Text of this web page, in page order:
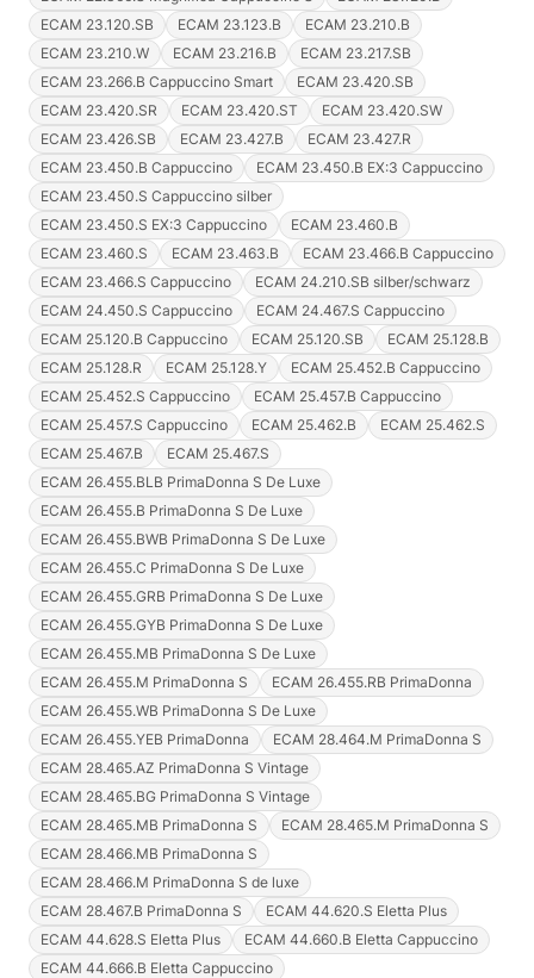
ECAM 23.120.SB
ECAM 23.123.B
ECAM 23.210.B
ECAM 23.210.W
ECAM 23.216.B
ECAM 23.217.SB
ECAM 23.266.B Cappuccino Smart
ECAM 23.420.SB
ECAM 23.420.SR
ECAM 23.420.ST
ECAM 23.420.SW
ECAM 23.426.SB
ECAM 23.427.B
ECAM 23.427.R
ECAM 23.450.B Cappuccino
ECAM 23.450.B EX:3 Cappuccino
ECAM 23.450.S Cappuccino silber
ECAM 23.450.S EX:3 Cappuccino
ECAM 23.460.B
ECAM 23.460.S
ECAM 23.463.B
ECAM 23.466.B Cappuccino
ECAM 23.466.S Cappuccino
ECAM 24.210.SB silber/schwarz
ECAM 24.450.S Cappuccino
ECAM 24.467.S Cappuccino
ECAM 25.120.B Cappuccino
ECAM 25.120.SB
ECAM 25.128.B
ECAM 25.128.R
ECAM 25.128.Y
ECAM 25.452.B Cappuccino
ECAM 25.452.S Cappuccino
ECAM 25.457.B Cappuccino
ECAM 25.457.S Cappuccino
ECAM 25.462.B
ECAM 25.462.S
ECAM 25.467.B
ECAM 25.467.S
ECAM 26.455.BLB PrimaDonna S De Luxe
ECAM 26.455.B PrimaDonna S De Luxe
ECAM 26.455.BWB PrimaDonna S De Luxe
ECAM 26.455.C PrimaDonna S De Luxe
ECAM 26.455.GRB PrimaDonna S De Luxe
ECAM 26.455.GYB PrimaDonna S De Luxe
ECAM 26.455.MB PrimaDonna S De Luxe
ECAM 26.455.M PrimaDonna S
ECAM 26.455.RB PrimaDonna
ECAM 26.455.WB PrimaDonna S De Luxe
ECAM 26.455.YEB PrimaDonna
ECAM 28.464.M PrimaDonna S
ECAM 28.465.AZ PrimaDonna S Vintage
ECAM 28.465.BG PrimaDonna S Vintage
ECAM 28.465.MB PrimaDonna S
ECAM 28.465.M PrimaDonna S
ECAM 28.466.MB PrimaDonna S
ECAM 28.466.M PrimaDonna S de luxe
ECAM 28.467.B PrimaDonna S
ECAM 44.620.S Eletta Plus
ECAM 44.628.S Eletta Plus
ECAM 44.660.B Eletta Cappuccino
ECAM 44.666.B Eletta Cappuccino